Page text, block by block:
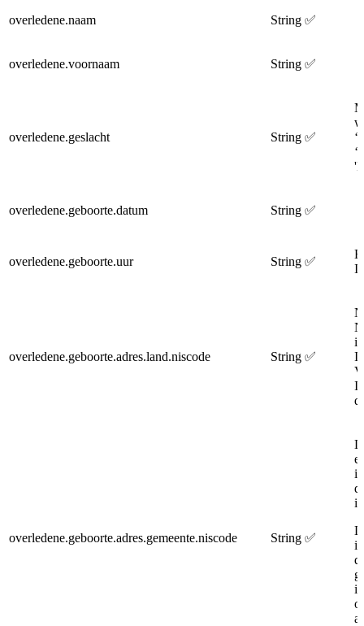
overledene.naam String ✅
overledene.voornaam String ✅
overledene.geslacht String ✅
overledene.geboorte.datum String ✅
overledene.geboorte.uur String ✅
overledene.geboorte.adres.land.niscode String ✅
overledene.geboorte.adres.gemeente.niscode String ✅